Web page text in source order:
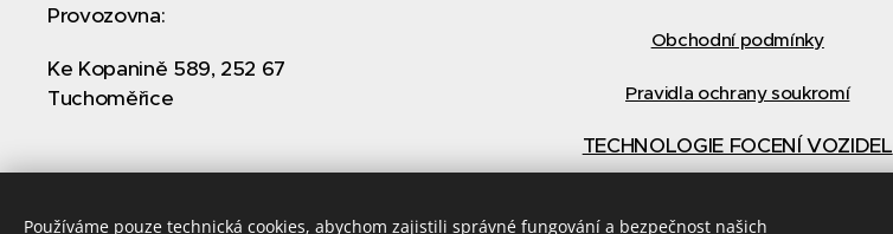
Provozovna:
Ke Kopanině 589, 252 67
Tuchoměřice
Obchodní podmínky
Pravidla ochrany soukromí
TECHNOLOGIE FOCENÍ VOZIDEL
Používáme pouze technická cookies, abychom zajistili správné fungování a bezpečnost našich